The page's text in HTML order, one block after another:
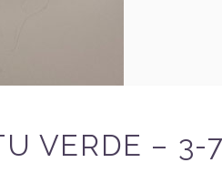
VERDE – 3-